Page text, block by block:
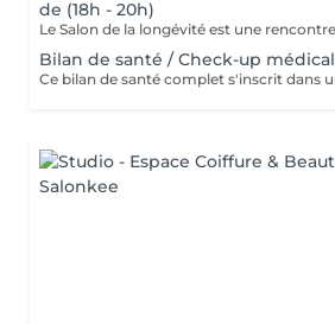
de (18h - 20h)
Bilan de santé / Check-up médical